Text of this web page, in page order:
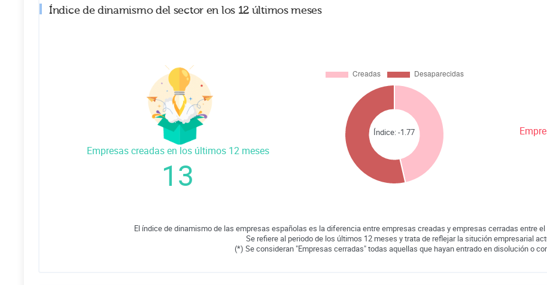
Índice de dinamismo del sector en los 12 últimos meses
Empresas creadas en los últimos 12 meses
13
Índice:-1.77
El índice de dinamismo de las empresas españolas es la diferencia entre empresas creadas y empresas cerradas entre
Se refiere al periodo de los últimos 12 meses y trata de reflejar la situción empresarial
(*) Se consideran "Empresas cerradas" todas aquellas que hayan entrado en disolución o